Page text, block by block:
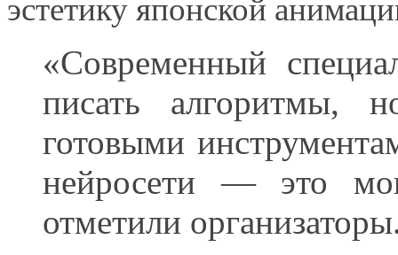
эстетику японской
«Современный
писать алгоритмы,
готовыми
нейросети — это
отметили